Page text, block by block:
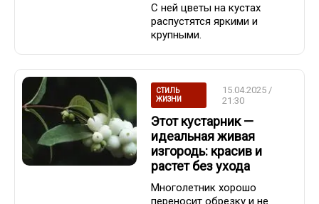
С ней цветы на кустах
распустятся яркими и
крупными.
СТИЛЬ
ЖИЗНИ
15.04.2025 /
21:30
Этот кустарник —
идеальная живая
изгородь: красив и
растет без ухода
Многолетник хорошо
переносит обрезку и не